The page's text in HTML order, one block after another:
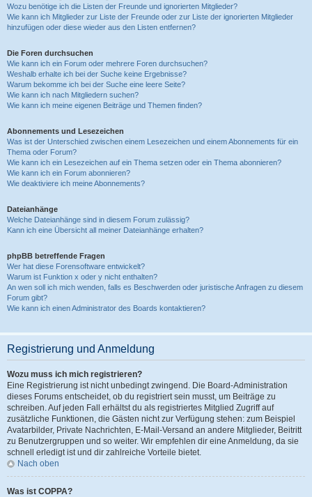
Wozu benötige ich die Listen der Freunde und ignorierten Mitglieder?
Wie kann ich Mitglieder zur Liste der Freunde oder zur Liste der ignorierten Mitglieder
hinzufügen oder diese wieder aus den Listen entfernen?
Die Foren durchsuchen
Wie kann ich ein Forum oder mehrere Foren durchsuchen?
Weshalb erhalte ich bei der Suche keine Ergebnisse?
Warum bekomme ich bei der Suche eine leere Seite?
Wie kann ich nach Mitgliedern suchen?
Wie kann ich meine eigenen Beiträge und Themen finden?
Abonnements und Lesezeichen
Was ist der Unterschied zwischen einem Lesezeichen und einem Abonnements für ein
Thema oder Forum?
Wie kann ich ein Lesezeichen auf ein Thema setzen oder ein Thema abonnieren?
Wie kann ich ein Forum abonnieren?
Wie deaktiviere ich meine Abonnements?
Dateianhänge
Welche Dateianhänge sind in diesem Forum zulässig?
Kann ich eine Übersicht all meiner Dateianhänge erhalten?
phpBB betreffende Fragen
Wer hat diese Forensoftware entwickelt?
Warum ist Funktion x oder y nicht enthalten?
An wen soll ich mich wenden, falls es Beschwerden oder juristische Anfragen zu diesem
Forum gibt?
Wie kann ich einen Administrator des Boards kontaktieren?
Registrierung und Anmeldung
Wozu muss ich mich registrieren?
Eine Registrierung ist nicht unbedingt zwingend. Die Board-Administration
dieses Forums entscheidet, ob du registriert sein musst, um Beiträge zu
schreiben. Auf jeden Fall erhältst du als registriertes Mitglied Zugriff auf
zusätzliche Funktionen, die Gästen nicht zur Verfügung stehen: zum Beispiel
Avatarbilder, Private Nachrichten, E-Mail-Versand an andere Mitglieder, Beitritt
zu Benutzergruppen und so weiter. Wir empfehlen dir eine Anmeldung, da sie
schnell erledigt ist und dir zahlreiche Vorteile bietet.
Nach oben
Was ist COPPA?